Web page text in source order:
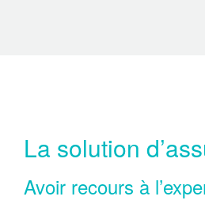
La solution
Avoir recours à